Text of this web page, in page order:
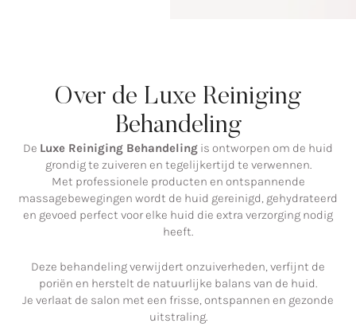
Over de Luxe Reiniging
Behandeling
De Luxe Reiniging Behandeling is ontworpen om de huid
grondig te zuiveren en tegelijkertijd te verwennen.
Met professionele producten en ontspannende
massagebewegingen wordt de huid gereinigd, gehydrateerd
en gevoed perfect voor elke huid die extra verzorging nodig
heeft.
Deze behandeling verwijdert onzuiverheden, verfijnt de
poriën en herstelt de natuurlijke balans van de huid.
Je verlaat de salon met een frisse, ontspannen en gezonde
uitstraling.